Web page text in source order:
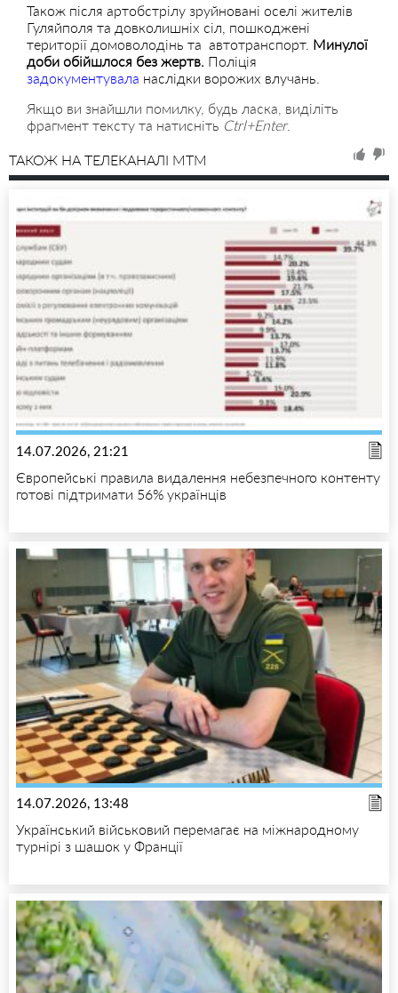
Також після артобстрілу зруйновані оселі жителів
Гуляйполя та довколишніх сіл, пошкоджені
території домоволодінь та автотранспорт. Минулої
доби обійшлося без жертв. Поліція
задокументувала наслідки ворожих влучань.
Якщо ви знайшли помилку, будь ласка, виділіть
фрагмент тексту та натисніть Ctrl+Enter.
ТАКОЖ НА ТЕЛЕКАНАЛІ MTM
14.07.2026, 21:21
Європейські правила видалення небезпечного контенту
готові підтримати 56% українців
14.07.2026, 13:48
Український військовий перемагає на міжнародному
турнірі з шашок у Франції